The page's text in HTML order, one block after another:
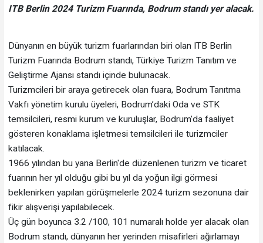
ITB Berlin 2024 Turizm Fuarında, Bodrum standı yer alacak.
Dünyanın en büyük turizm fuarlarından biri olan ITB Berlin
Turizm Fuarında Bodrum standı, Türkiye Turizm Tanıtım ve
Geliştirme Ajansı standı içinde bulunacak.
Turizmcileri bir araya getirecek olan fuara, Bodrum Tanıtma
Vakfı yönetim kurulu üyeleri, Bodrum’daki Oda ve STK
temsilcileri, resmi kurum ve kuruluşlar, Bodrum'da faaliyet
gösteren konaklama işletmesi temsilcileri ile turizmciler
katılacak.
1966 yılından bu yana Berlin'de düzenlenen turizm ve ticaret
fuarının her yıl olduğu gibi bu yıl da yoğun ilgi görmesi
beklenirken yapılan görüşmelerle 2024 turizm sezonuna dair
fikir alışverişi yapılabilecek.
Üç gün boyunca 3.2 /100, 101 numaralı holde yer alacak olan
Bodrum standı, dünyanın her yerinden misafirleri ağırlamayı